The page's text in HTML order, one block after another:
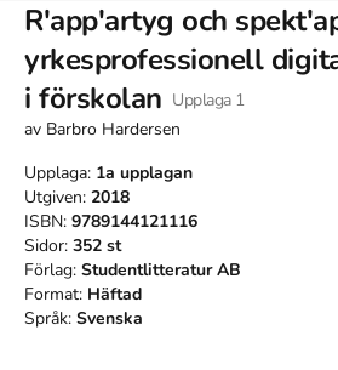
R'app'artyg och
yrkesprofessionell
i förskolan Upplaga 1
av Barbro Hardersen
Upplaga: 1a upplagan
Utgiven: 2018
ISBN: 9789144121116
Sidor: 352 st
Förlag: Studentlitteratur AB
Format: Häftad
Språk: Svenska